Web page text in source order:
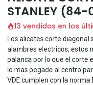
STANLEY
13 vendidos en los
Los alicates corte diagonal
alambres electricos, estos
palanca por lo que el corte
lo mas pegado al centro
VDE cumplen con la